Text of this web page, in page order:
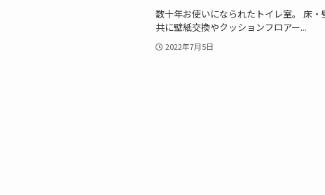
数十年お使いになられたトイレ室。 床・
共に壁紙交換やクッションフロアー...
2022年7月5日